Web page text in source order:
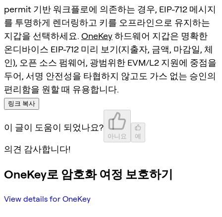
permit 기반 워크플로에 의존하는 경우, EIP-712 메시지
를 투명하게 렌더링하고 키를 오프라인으로 유지하는
지갑을 선택하세요. OneKey하드웨어 지갑은 명확한
온디바이스 EIP-712 미리 보기(지출자, 금액, 마감일, 체
인), 오픈 소스 펌웨어, 광범위한 EVM/L2 지원에 중점을
두어, 서명 안전성을 타협하지 않고도 가스 없는 승인의
편리함을 원할 때 유용합니다.
링크 복사
이 글이 도움이 되었나요?
아니요 예
의견 감사합니다!
OneKey로 암호화 여정 보호하기
View details for OneKey